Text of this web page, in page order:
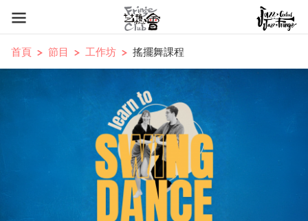
首頁 節目 工作坊 搖擺舞課程